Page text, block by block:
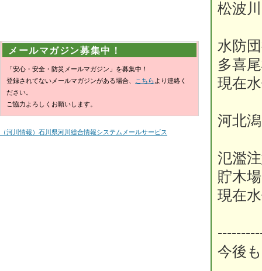
松波川
水防
多喜
現在
河北潟
氾濫
貯木
現在
今後
メールマガジン募集中！
「安心・安全・防災メールマガジン」を募集中！
登録されてないメールマガジンがある場合、
こちら より連絡く
ださい。
ご協力よろしくお願いします。
（河川情報）石川県河川総合情報システムメールサービス